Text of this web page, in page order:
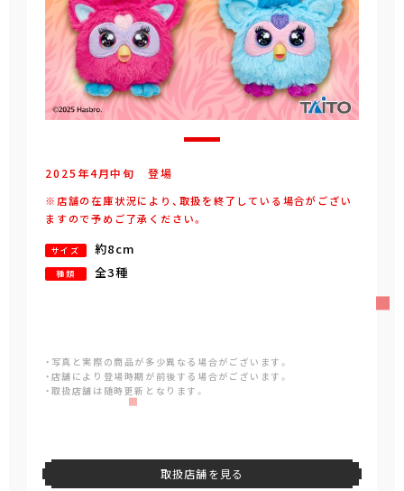
2025年4月中旬 登場
※店舗の在庫状況により、取扱を終了している場合がござい
ますので予めご了承ください。
サイズ 約8cm
種類 全3種
・写真と実際の商品が多少異なる場合がございます。
・店舗により登場時期が前後する場合がございます。
・取扱店舗は随時更新となります。
取扱店舗を見る